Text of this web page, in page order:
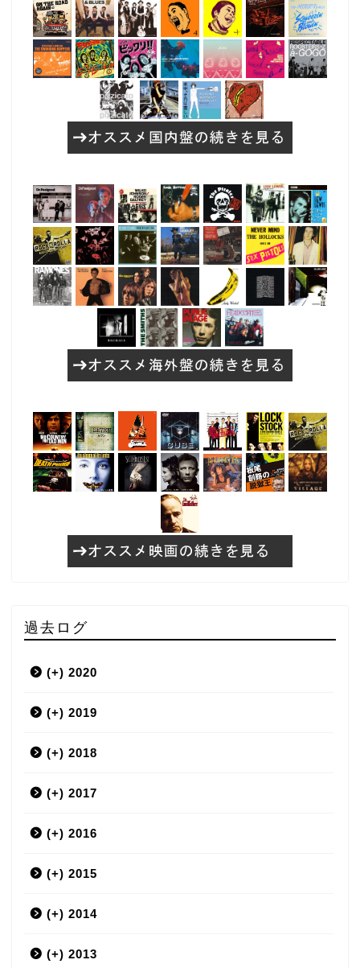
過去ログ
(+) 2020
3月
(+) 2019
12月
9月
7月
6月
5月
4月
(+) 2018
12月
11月
10月
9月
8月
(+) 2017
12月
11月
10月
9月
(+) 2016
12月
11月
10月
(+) 2015
12月
11月
(+) 2014
12月
(+) 2013